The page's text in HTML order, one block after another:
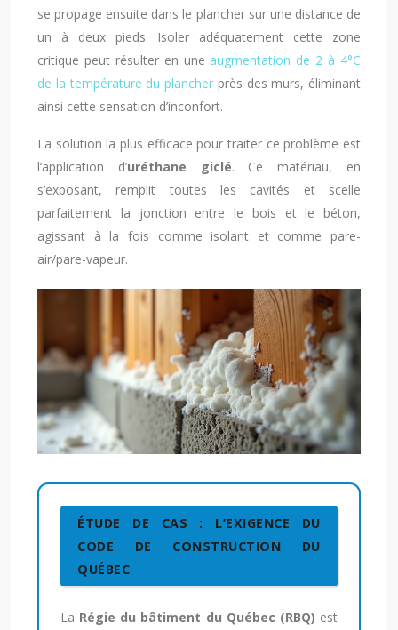
se propage ensuite dans le plancher sur une distance de
un à deux pieds. Isoler adéquatement cette zone
critique peut résulter en une augmentation de 2 à 4°C
de la température du plancher près des murs, éliminant
ainsi cette sensation d’inconfort.
La solution la plus efficace pour traiter ce problème est
l’application d’uréthane giclé. Ce matériau, en
s’exposant, remplit toutes les cavités et scelle
parfaitement la jonction entre le bois et le béton,
agissant à la fois comme isolant et comme pare-
air/pare-vapeur.
ÉTUDE DE CAS : L’EXIGENCE DU
CODE DE CONSTRUCTION DU
QUÉBEC
La Régie du bâtiment du Québec (RBQ) est